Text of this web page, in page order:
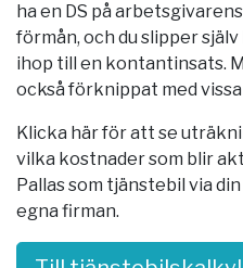
ha en DS på
förmån, och du slipper
ihop till en kontantinsats.
också förknippat med
Klicka här för att se
vilka kostnader som blir
Pallas som tjänstebil via
egna firman.